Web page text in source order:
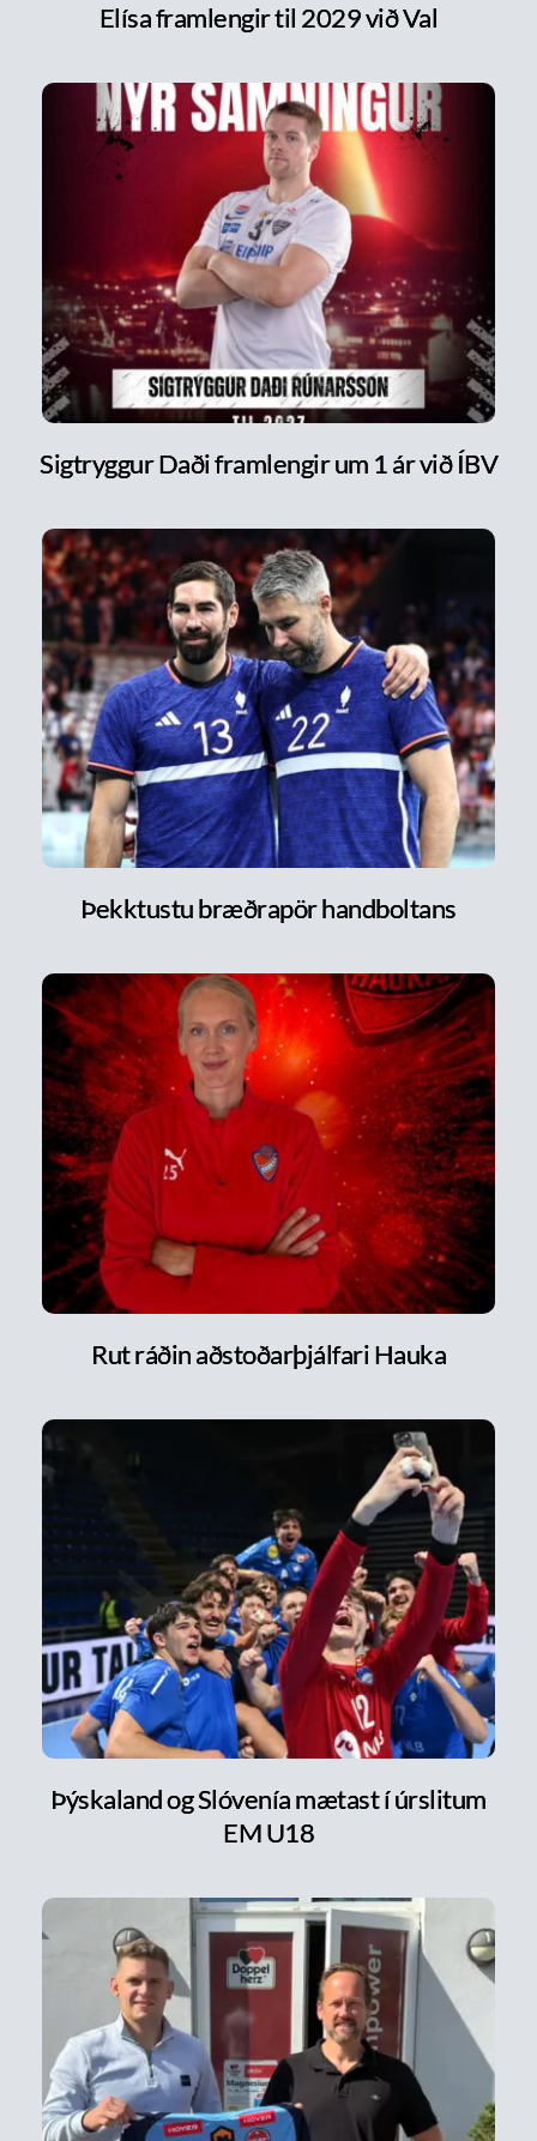
Elísa framlengir til 2029 við Val
Sigtryggur Daði framlengir um 1 ár við ÍBV
Þekktustu bræðrapör handboltans
Rut ráðin aðstoðarþjálfari Hauka
Þýskaland og Slóvenía mætast í úrslitum
EM U18